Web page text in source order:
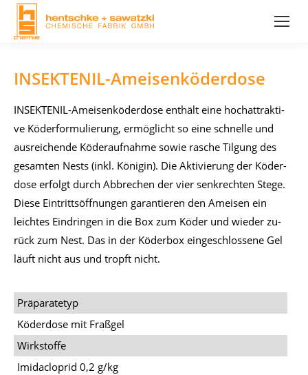
INSEKTENIL-Ameisenköderdose
IN­SEK­TE­NIL-Amei­sen­kö­der­do­se ent­hält eine hoch­at­trak­ti­
ve Kö­der­for­mu­lie­rung, er­mög­licht so eine schnel­le und
aus­rei­chen­de Kö­der­auf­nah­me so­wie ra­sche Til­gung des
ge­sam­ten Nests (inkl. Kö­ni­gin). Die Ak­ti­vie­rung der Kö­der­
do­se er­folgt durch Ab­bre­chen der vier senk­rech­ten Ste­ge.
Die­se Ein­tritts­öff­nun­gen ga­ran­tie­ren den Amei­sen ein
leich­tes Ein­drin­gen in die Box zum Kö­der und wie­der zu­
rück zum Nest. Das in der Kö­der­box ein­ge­schlos­se­ne Gel
läuft nicht aus und tropft nicht.
Präparatetyp
Kö­der­do­se mit Fraß­gel
Wirkstoffe
Imi­d­a­clo­prid 0,2 g/​kg